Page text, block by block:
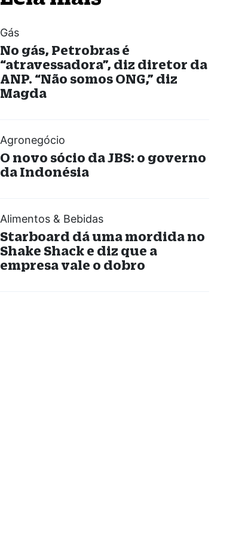
Gás
No gás, Petrobras é
“atravessadora”, diz diretor da
ANP. “Não somos ONG,” diz
Magda
Agronegócio
O novo sócio da JBS: o governo
da Indonésia
Alimentos & Bebidas
Starboard dá uma mordida no
Shake Shack e diz que a
empresa vale o dobro